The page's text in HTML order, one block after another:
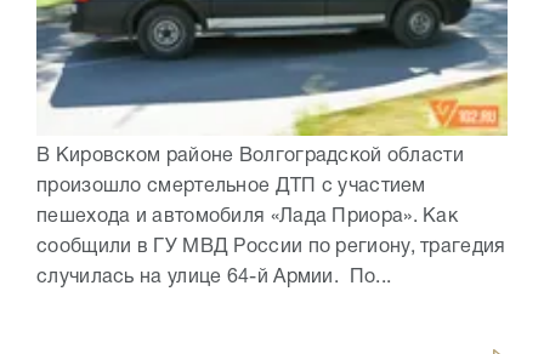
В Кировском районе Волгоградской области
произошло смертельное ДТП с участием
пешехода и автомобиля «Лада Приора». Как
сообщили в ГУ МВД России по региону, трагедия
случилась на улице 64-й Армии. По...